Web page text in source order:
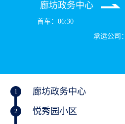
廊坊政务中心
首车：06:30
承运公司：
1 廊坊政务中心
2 悦秀园小区